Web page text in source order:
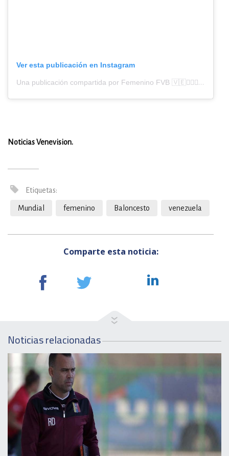
Ver esta publicación en Instagram
Una publicación compartida por Femenino FVB 🇻🇪⛹🏽‍♀️ (@femeninofvb)
Noticias Venevision.
Etiquetas:
Mundial femenino Baloncesto venezuela
Comparte esta noticia:
Noticias relacionadas